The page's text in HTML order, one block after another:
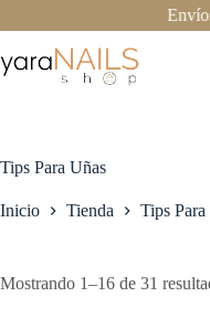
al
contenido
Envíos
Tips Para Uñas
Inicio Tienda Tips Para
Mostrando 1–16 de 31